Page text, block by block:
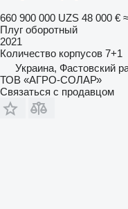
660 900 000 UZS 48 000 €
Плуг оборотный
2021
Количество корпусов 7+1
Украина, Фастовский
ТОВ «АГРО-СОЛАР»
Связаться с продавцом